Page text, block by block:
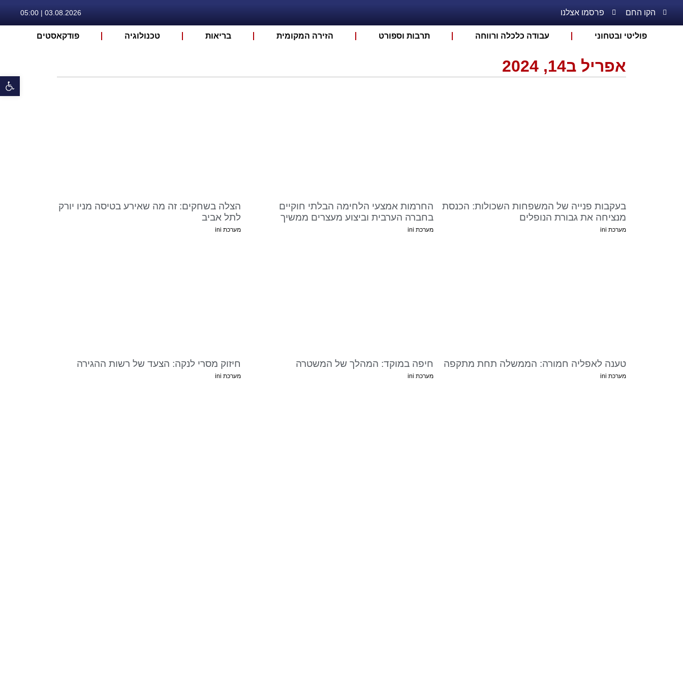
הקו החם פרסמו אצלנו 03.08.2026 | 05:00
פוליטי ובטחוני עבודה כלכלה ורווחה תרבות וספורט הזירה המקומית בריאות טכנולוגיה פודקאסטים
אפריל ב14, 2024
בעקבות פנייה של המשפחות השכולות: הכנסת
מנציחה את גבורת הנופלים
מערכת ini
החרמות אמצעי הלחימה הבלתי חוקיים
בחברה הערבית וביצוע מעצרים ממשיך
מערכת ini
הצלה בשחקים: זה מה שאירע בטיסה מניו יורק
לתל אביב
מערכת ini
טענה לאפליה חמורה: הממשלה תחת מתקפה
מערכת ini
חיפה במוקד: המהלך של המשטרה
מערכת ini
חיזוק מסרי לנקה: הצעד של רשות ההגירה
מערכת ini